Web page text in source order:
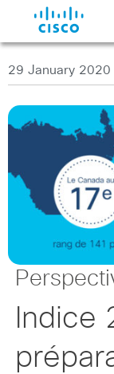
29 January 2020
Indice